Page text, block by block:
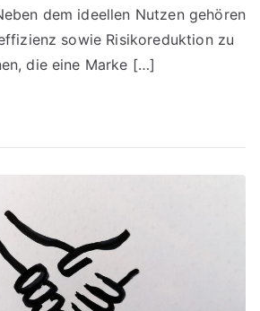
dem ideellen Nutzen gehören
sowie Risikoreduktion zu
die eine Marke […]